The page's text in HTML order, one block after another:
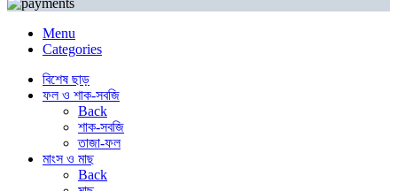
Menu
Categories
বিশেষ ছাড়
ফল ও শাক-সবজি
Back
শাক-সবজি
তাজা-ফল
মাংস ও মাছ
Back